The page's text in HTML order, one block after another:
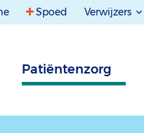
Spoed Verwijzers
Patiëntenzorg